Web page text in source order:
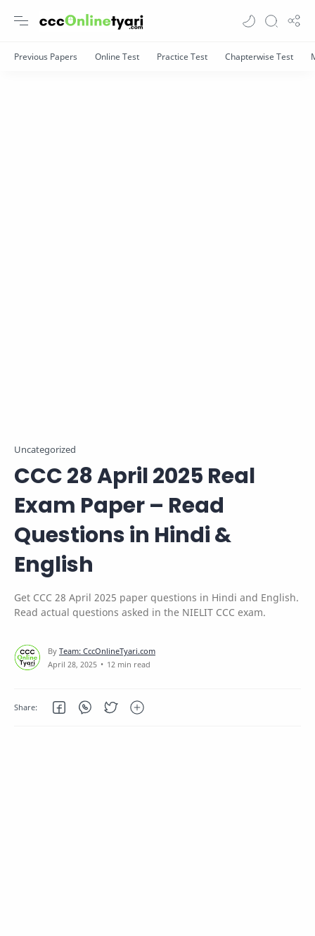
Uncategorized
CCC 28 April 2025 Real
Exam Paper – Read
Questions in Hindi &
English
Get CCC 28 April 2025 paper questions in Hindi and English.
Read actual questions asked in the NIELIT CCC exam.
12 min read